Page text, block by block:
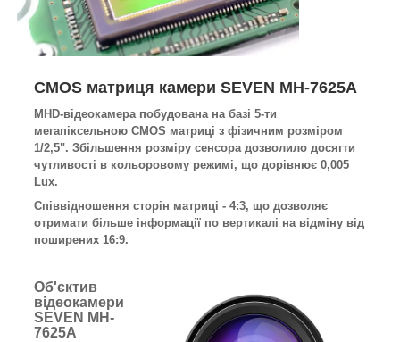
CMOS матриця камери SEVEN MH-7625A
MHD-відеокамера побудована на базі 5-ти
мегапіксельною CMOS матриці з фізичним розміром
1/2,5". Збільшення розміру сенсора дозволило досягти
чутливості в кольоровому режимі, що дорівнює 0,005
Lux.
Співвідношення сторін матриці - 4:3, що дозволяє
отримати більше інформації по вертикалі на відміну від
поширених 16:9.
Об'єктив
відеокамери
SEVEN MH-
7625A